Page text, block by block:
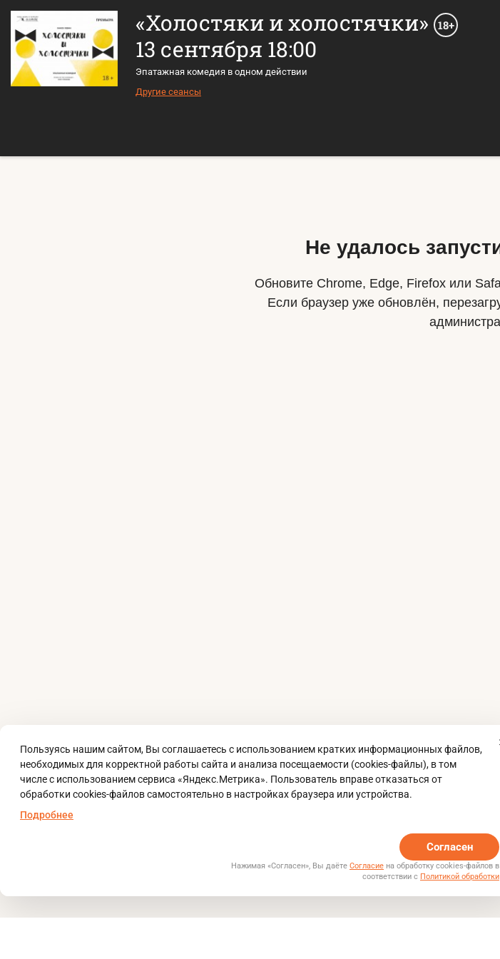
«Холостяки и холостячки» 18+
13 сентября 18:00
Эпатажная комедия в одном действии
Другие сеансы
Пользуясь нашим сайтом, Вы соглашаетесь с использованием кратких информационных файлов,
необходимых для корректной работы сайта и анализа посещаемости (cookies-файлы), в том
числе с использованием сервиса «Яндекс.Метрика». Пользователь вправе отказаться от
обработки cookies-файлов самостоятельно в настройках браузера или устройства.
Подробнее
Согласен
Нажимая «Согласен», Вы даёте Согласие на обработку cookies-файлов в
соответствии с Политикой обработки